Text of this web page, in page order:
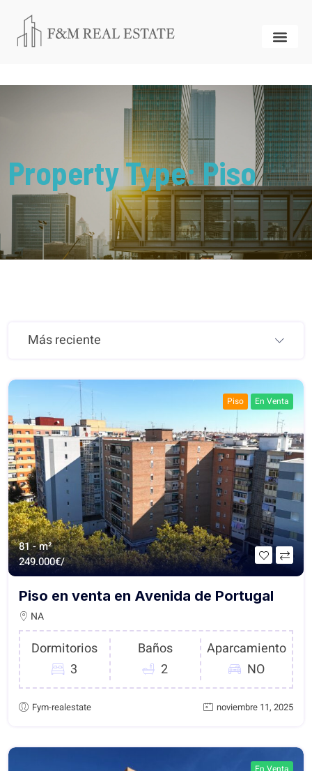
Property Type:Piso
Más reciente
Piso En Venta
81 - m²
249.000€/
Piso en venta en Avenida de Portugal
NA
Dormitorios
3
Baños
2
Aparcamiento
NO
Fym-realestate noviembre 11, 2025